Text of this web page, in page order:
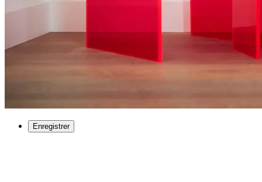
Enregistrer